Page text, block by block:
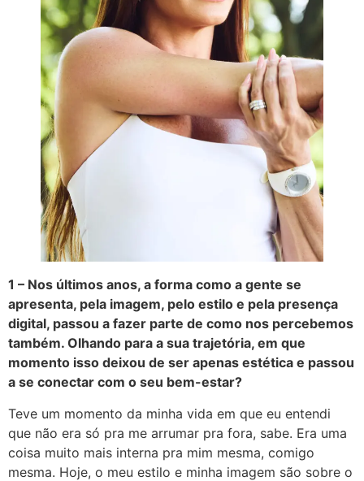
1 – Nos últimos anos, a forma como a gente se
apresenta, pela imagem, pelo estilo e pela presença
digital, passou a fazer parte de como nos percebemos
também. Olhando para a sua trajetória, em que
momento isso deixou de ser apenas estética e passou
a se conectar com o seu bem-estar?
Teve um momento da minha vida em que eu entendi
que não era só pra me arrumar pra fora, sabe. Era uma
coisa muito mais interna pra mim mesma, comigo
mesma. Hoje, o meu estilo e minha imagem são sobre o